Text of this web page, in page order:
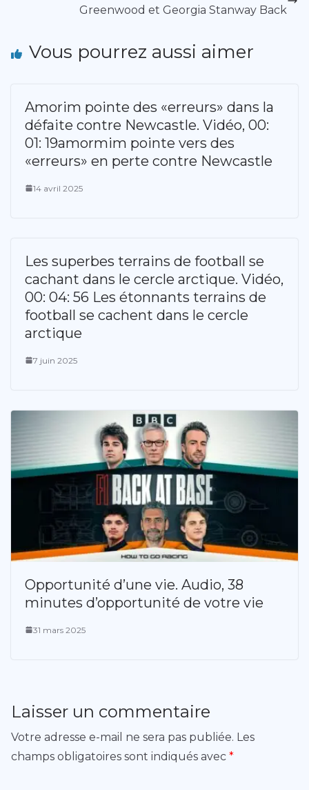
Greenwood et Georgia Stanway Back
Vous pourrez aussi aimer
Amorim pointe des «erreurs» dans la
défaite contre Newcastle. Vidéo, 00:
01: 19amormim pointe vers des
«erreurs» en perte contre Newcastle
14 avril 2025
Les superbes terrains de football se
cachant dans le cercle arctique. Vidéo,
00: 04: 56 Les étonnants terrains de
football se cachent dans le cercle
arctique
7 juin 2025
Opportunité d’une vie. Audio, 38
minutes d’opportunité de votre vie
31 mars 2025
Laisser un commentaire
Votre adresse e-mail ne sera pas publiée. Les
champs obligatoires sont indiqués avec *